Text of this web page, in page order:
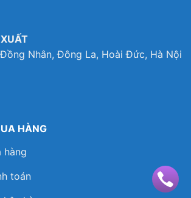
Nhân, Đông La, Hoài Đức, Hà Nội
HÀNG
hàng
toán